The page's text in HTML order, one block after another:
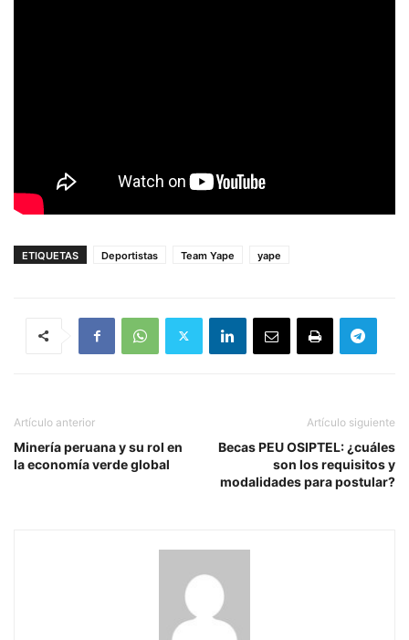
ETIQUETAS Deportistas Team Yape yape
Artículo anterior
Minería peruana y su rol en
la economía verde global
Artículo siguiente
Becas PEU OSIPTEL: ¿cuáles
son los requisitos y
modalidades para postular?